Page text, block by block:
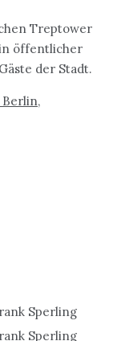
Treptower
öffentlicher
der Stadt.
Berlin,